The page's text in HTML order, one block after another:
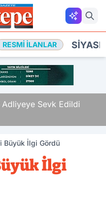
RESMI İLANLAR
Sevk Edildi
Büyük İlgi Gördü
İlgi